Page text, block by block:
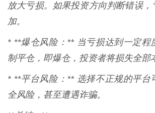
放大亏损。如果投资方向判断错误
加。
* **爆仓风险：** 当亏损达到一定程
制平仓，即爆仓，投资者将损失全部
* **平台风险：** 选择不正规的平台
全风险，甚至遭遇诈骗。